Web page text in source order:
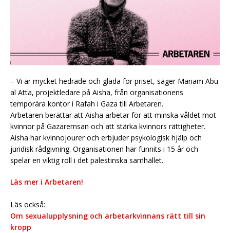
– Vi är mycket hedrade och glada för priset, säger Mariam Abu
al Atta, projektledare på Aisha, från organisationens
temporära kontor i Rafah i Gaza till Arbetaren.
Arbetaren berättar att Aisha arbetar för att minska våldet mot
kvinnor på Gazaremsan och att stärka kvinnors rättigheter.
Aisha har kvinnojourer och erbjuder psykologisk hjälp och
juridisk rådgivning. Organisationen har funnits i 15 år och
spelar en viktig roll i det palestinska samhället.
Läs mer i Arbetaren!
Läs också:
Om sexualupplysning och arbetarkvinnans rätt till sin
kropp